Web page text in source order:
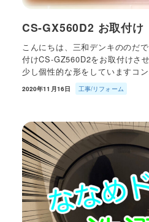
CS-GX560D2 お取付け
こんにちは、三和デンキののだ
付けCS-GZ560D2をお取付けさ
少し個性的な形をしていますコ
2020年11月16日 工事/リフォーム